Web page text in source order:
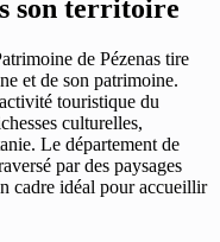
son territoire
de Pézenas tire
et de son patrimoine.
touristique du
culturelles,
Le département de
par des paysages
cadre idéal pour accueillir